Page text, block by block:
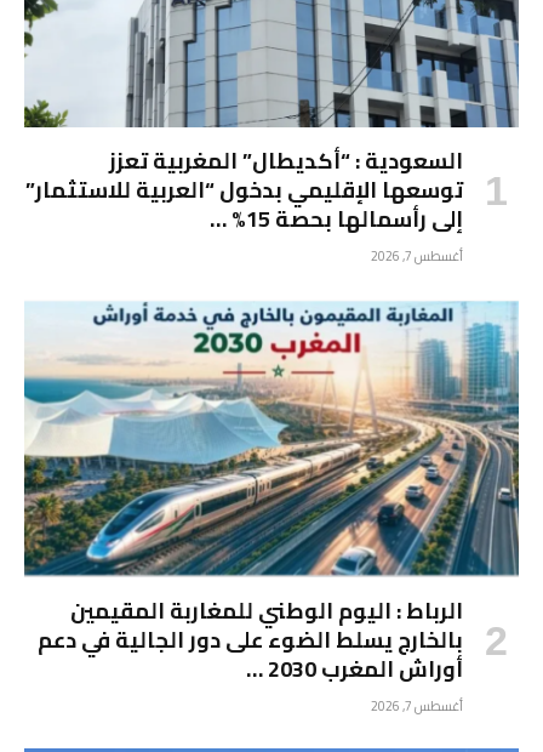
السعودية : “أكديطال” المغربية تعزز
توسعها الإقليمي بدخول “العربية للاستثمار”
إلى رأسمالها بحصة 15% …
أغسطس 7, 2026
الرباط : اليوم الوطني للمغاربة المقيمين
بالخارج يسلط الضوء على دور الجالية في دعم
أوراش المغرب 2030 …
أغسطس 7, 2026